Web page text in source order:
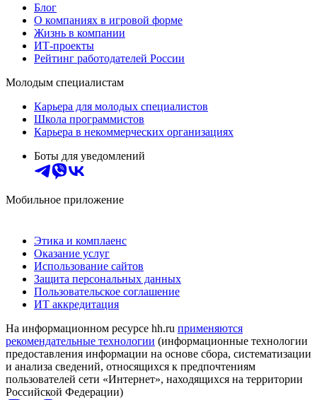
Блог
О компаниях в игровой форме
Жизнь в компании
ИТ-проекты
Рейтинг работодателей России
Молодым специалистам
Карьера для молодых специалистов
Школа программистов
Карьера в некоммерческих организациях
Боты для уведомлений
Мобильное приложение
Этика и комплаенс
Оказание услуг
Использование сайтов
Защита персональных данных
Пользовательское соглашение
ИТ аккредитация
На информационном ресурсе hh.ru применяются
рекомендательные технологии (информационные технологии
предоставления информации на основе сбора, систематизации
и анализа сведений, относящихся к предпочтениям
пользователей сети «Интернет», находящихся на территории
Российской Федерации)